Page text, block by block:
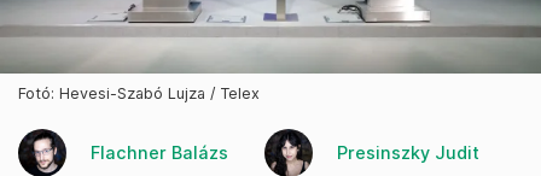
Fotó: Hevesi-Szabó Lujza / Telex
Flachner Balázs Presinszky Judit